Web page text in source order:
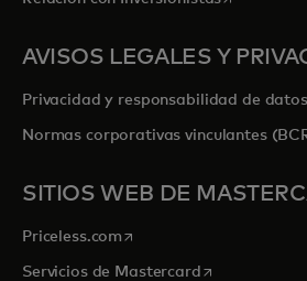
AVISOS LEGALES Y
Privacidad y responsabilidad de datos
Normas corporativas vinculantes
SITIOS WEB DE
Priceless.com se abre en una pestaña
Servicios de Mastercardse abre en